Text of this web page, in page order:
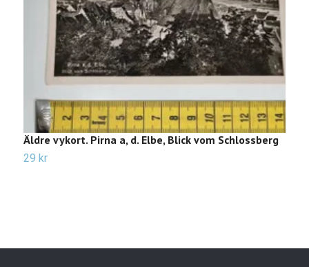
Äldre vykort. Pirna a, d. Elbe, Blick vom Schlossberg
29 kr